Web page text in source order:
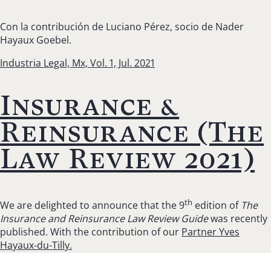
Con la contribución de Luciano Pérez, socio de Nader
Hayaux Goebel.
Industria Legal, Mx, Vol. 1, Jul. 2021
Insurance &
Reinsurance (The
Law Review 2021)
We are delighted to announce that the 9th edition ofThe
Insurance and Reinsurance Law Review Guidewas recently
published. With the contribution of our Partner Yves
Hayaux-du-Tilly.